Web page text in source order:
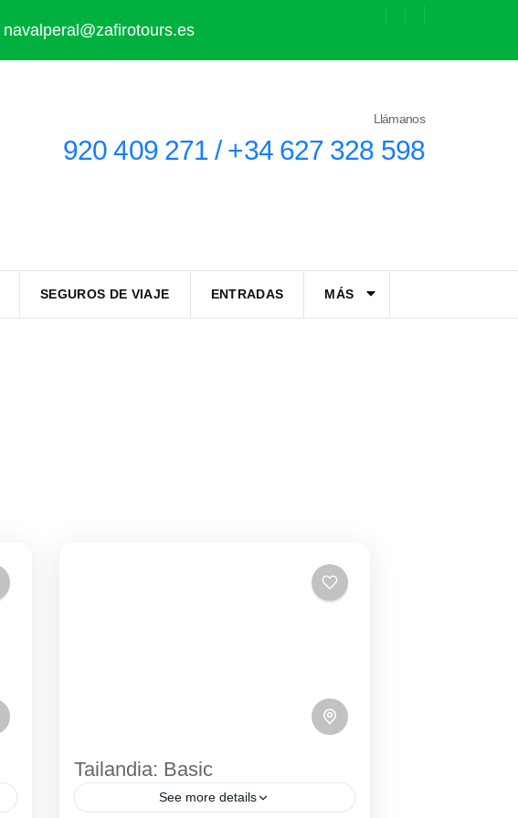
navalperal@zafirotours.es
Llámanos
920 409 271 / +34 627 328 598
SEGUROS DE VIAJE ENTRADAS MÁS
Tailandia: Basic
See more details